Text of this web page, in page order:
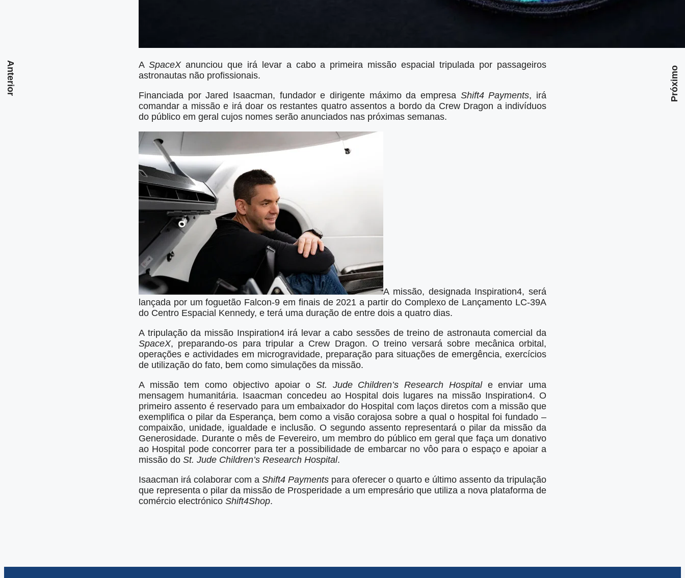
A SpaceXanunciou que irá levar a cabo a primeira missão espacial tripulada por passageiros
astronautas não profissionais.
Financiada por Jared Isaacman, fundador e dirigente máximo da empresa Shift4 Payments, irá
comandar a missão e irá doar os restantes quatro assentos a bordo da Crew Dragon a indivíduos
do público em geral cujos nomes serão anunciados nas próximas semanas.
A missão, designada Inspiration4, será
lançada por um foguetão Falcon-9 em finais de 2021 a partir do Complexo de Lançamento LC-39A
do Centro Espacial Kennedy, e terá uma duração de entre dois a quatro dias.
A tripulação da missão Inspiration4 irá levar a cabo sessões de treino de astronauta comercial da
SpaceX, preparando-os para tripular a Crew Dragon. O treino versará sobre mecânica orbital,
operações e actividades em microgravidade, preparação para situações de emergência, exercícios
de utilização do fato, bem como simulações da missão.
A missão tem como objectivo apoiar o St. Jude Children’s Research Hospitale enviar uma
mensagem humanitária. Isaacman concedeu ao Hospital dois lugares na missão Inspiration4. O
primeiro assento é reservado para um embaixador do Hospital com laços diretos com a missão que
exemplifica o pilar da Esperança, bem como a visão corajosa sobre a qual o hospital foi fundado –
compaixão, unidade, igualdade e inclusão. O segundo assento representará o pilar da missão da
Generosidade. Durante o mês de Fevereiro, um membro do público em geral que faça um donativo
ao Hospital pode concorrer para ter a possibilidade de embarcar no vôo para o espaço e apoiar a
missão do St. Jude Children’s Research Hospital.
Isaacman irá colaborar com a Shift4 Payments para oferecer o quarto e último assento da tripulação
que representa o pilar da missão de Prosperidade a um empresário que utiliza a nova plataforma de
comércio electrónico Shift4Shop.
Anterior Próximo